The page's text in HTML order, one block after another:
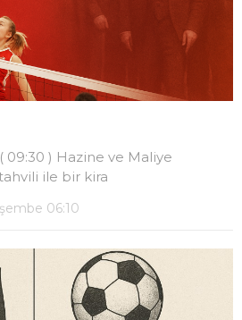
09:30 ) Hazine ve Maliye
ile bir kira
06:10